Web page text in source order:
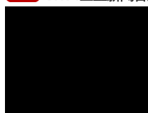
生活重心從維護資產
生活更輕鬆自在，展